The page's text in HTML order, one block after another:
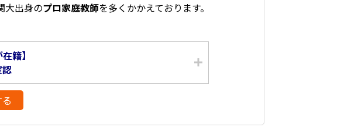
大出身のプロ家庭教師を多くかかえております。
籍】